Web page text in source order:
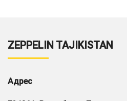
ZEPPELIN TAJIKISTAN
Адрес